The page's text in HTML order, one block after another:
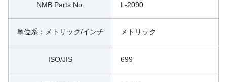
NMB Parts No. L-2090
単位系：メトリック/インチ メトリック
ISO/JIS 699